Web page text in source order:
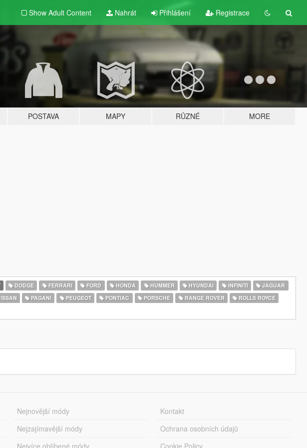
Show Adult Content Nahrát Přihlášení Registrace
POSTAVA MAPY RŮZNÉ MORE
DODGE FERRARI FORD HONDA HUMMER HYUNDAI INFINITI
JAGUAR
PAGANI PEUGEOT PONTIAC PORSCHE RANGE ROVER
ROLLS ROYCE
Nejnovější módy
Nejzajímavější módy
Nejvíce oblíbené módy
Kontakt
Ochrana osobních údajů
Cookie Policy